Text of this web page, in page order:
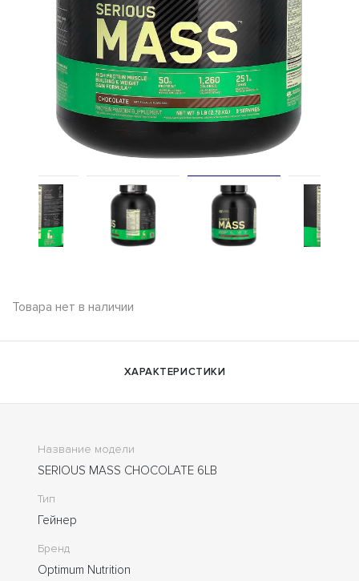
Товара нет в наличии
ХАРАКТЕРИСТИКИ
Название модели
SERIOUS MASS CHOCOLATE 6LB
Тип
Гейнер
Бренд
Optimum Nutrition